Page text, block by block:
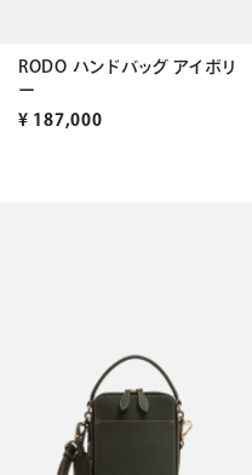
RODO ハンドバッグ アイボリ
ー
¥ 187,000